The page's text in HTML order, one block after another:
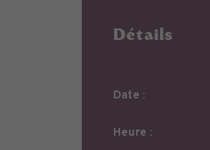
Détails
Date :
Heure :